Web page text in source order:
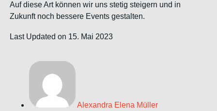
Auf diese Art können wir uns stetig steigern und in
Zukunft noch bessere Events gestalten.
Last Updated on 15. Mai 2023
Alexandra Elena Müller